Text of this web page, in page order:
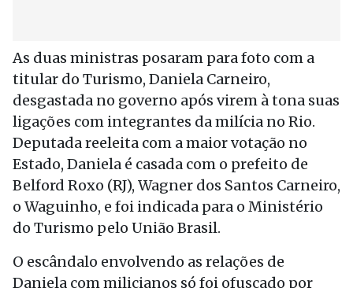
As duas ministras posaram para foto com a
titular do Turismo, Daniela Carneiro,
desgastada no governo após virem à tona suas
ligações com integrantes da milícia no Rio.
Deputada reeleita com a maior votação no
Estado, Daniela é casada com o prefeito de
Belford Roxo (RJ), Wagner dos Santos Carneiro,
o Waguinho, e foi indicada para o Ministério
do Turismo pelo União Brasil.
O escândalo envolvendo as relações de
Daniela com milicianos só foi ofuscado por